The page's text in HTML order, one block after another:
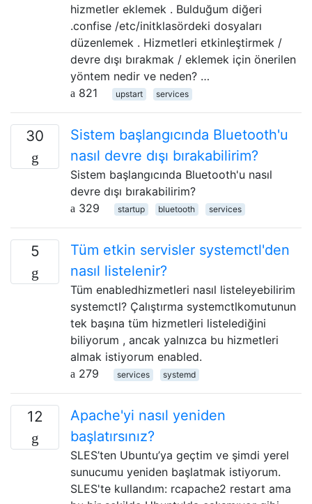
hizmetler eklemek . Bulduğum diğeri
.confise /etc/initklasördeki dosyaları
düzenlemek . Hizmetleri etkinleştirmek /
devre dışı bırakmak / eklemek için önerilen
yöntem nedir ve neden? …
821
upstart services
30
Sistem başlangıcında Bluetooth'u
nasıl devre dışı bırakabilirim?
Sistem başlangıcında Bluetooth'u nasıl
devre dışı bırakabilirim?
329
startup bluetooth services
5
Tüm etkin servisler systemctl'den
nasıl listelenir?
Tüm enabledhizmetleri nasıl listeleyebilirim
systemctl? Çalıştırma systemctlkomutunun
tek başına tüm hizmetleri listelediğini
biliyorum , ancak yalnızca bu hizmetleri
almak istiyorum enabled.
279
services systemd
12
Apache'yi nasıl yeniden
başlatırsınız?
SLES’ten Ubuntu’ya geçtim ve şimdi yerel
sunucumu yeniden başlatmak istiyorum.
SLES'te kullandım: rcapache2 restart ama